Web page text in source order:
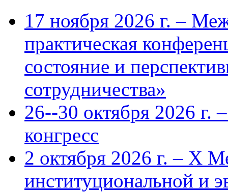
17 ноября 2026 г. –
практическая
состояние и
сотрудничества»
26--30 октября 2026 г.
конгресс
2 октября 2026 г. – X
институциональной и